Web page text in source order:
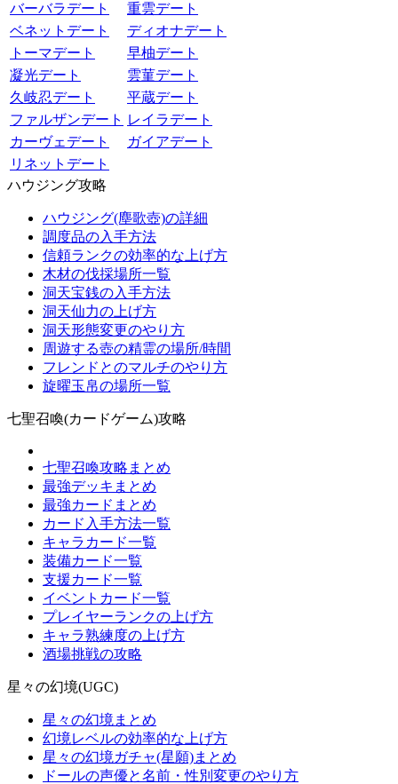
バーバラデート
重雲デート
ベネットデート
ディオナデート
トーマデート
早柚デート
凝光デート
雲菫デート
久岐忍デート
平蔵デート
ファルザンデート レイラデート
カーヴェデート
ガイアデート
リネットデート
ハウジング攻略
ハウジング(塵歌壺)の詳細
調度品の入手方法
信頼ランクの効率的な上げ方
木材の伐採場所一覧
洞天宝銭の入手方法
洞天仙力の上げ方
洞天形態変更のやり方
周遊する壺の精霊の場所/時間
フレンドとのマルチのやり方
旋曜玉帛の場所一覧
七聖召喚(カードゲーム)攻略
七聖召喚攻略まとめ
最強デッキまとめ
最強カードまとめ
カード入手方法一覧
キャラカード一覧
装備カード一覧
支援カード一覧
イベントカード一覧
プレイヤーランクの上げ方
キャラ熟練度の上げ方
酒場挑戦の攻略
星々の幻境(UGC)
星々の幻境まとめ
幻境レベルの効率的な上げ方
星々の幻境ガチャ(星願)まとめ
ドールの声優と名前・性別変更のやり方